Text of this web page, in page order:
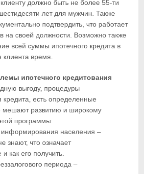
должно быть не более 55-ти
лет для мужчин. Также
подтвердить, что работает
на своей должности. Возможно также
всей суммы ипотечного кредита в
время.
ипотечного кредитования
выгоду, процедуры
есть определенные
мешают развитию и широкому
программы:
населения –
знают, что означает
как его получить.
периода –